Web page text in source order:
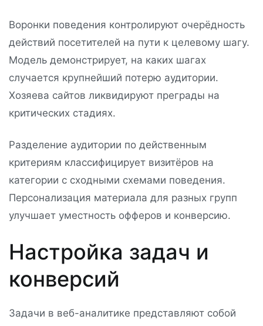
Воронки поведения контролируют очерёдность
действий посетителей на пути к целевому шагу.
Модель демонстрирует, на каких шагах
случается крупнейший потерю аудитории.
Хозяева сайтов ликвидируют преграды на
критических стадиях.
Разделение аудитории по действенным
критериям классифицирует визитёров на
категории с сходными схемами поведения.
Персонализация материала для разных групп
улучшает уместность офферов и конверсию.
Настройка задач и
конверсий
Задачи в веб-аналитике представляют собой